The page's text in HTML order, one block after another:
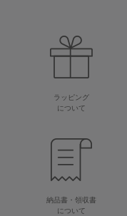
ラッピング
について
納品書・領収書
について